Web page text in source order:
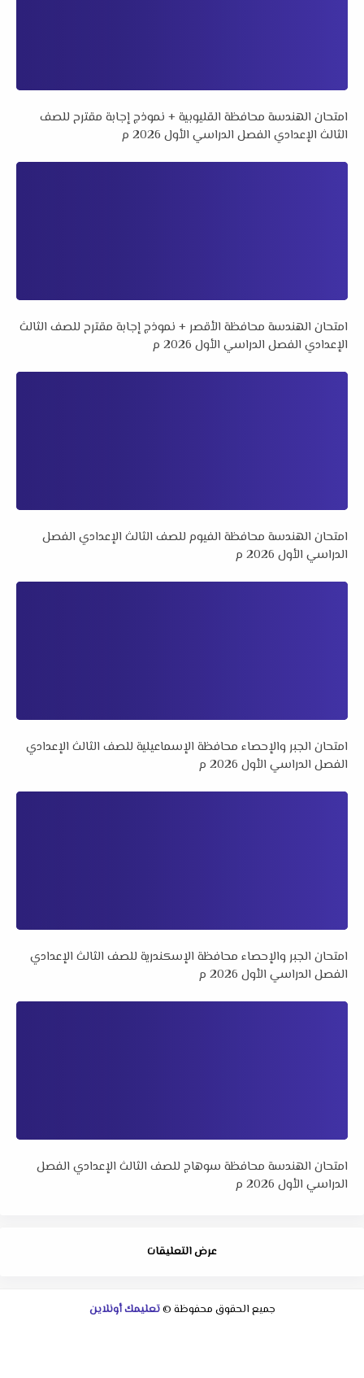
امتحان الهندسة محافظة القليوبية + نموذج إجابة مقترح للصف
الثالث الإعدادي الفصل الدراسي الأول 2026 م
امتحان الهندسة محافظة الأقصر + نموذج إجابة مقترح للصف الثالث
الإعدادي الفصل الدراسي الأول 2026 م
امتحان الهندسة محافظة الفيوم للصف الثالث الإعدادي الفصل
الدراسي الأول 2026 م
امتحان الجبر والإحصاء محافظة الإسماعيلية للصف الثالث الإعدادي
الفصل الدراسي الأول 2026 م
امتحان الجبر والإحصاء محافظة الإسكندرية للصف الثالث الإعدادي
الفصل الدراسي الأول 2026 م
امتحان الهندسة محافظة سوهاج للصف الثالث الإعدادي الفصل
الدراسي الأول 2026 م
عرض التعليقات
جميع الحقوق محفوظة ©تعليمك أونلاين